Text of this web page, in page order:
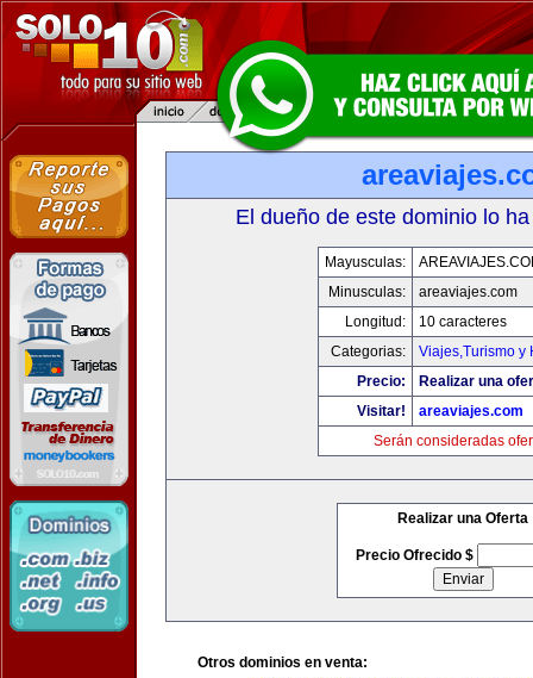
El dueño de este dominio lo
Mayusculas:
Minusculas:
areaviajes.com
Longitud:
10 caracteres
Categorias:
Viajes,Turismo y
Precio:
Realizar una
Visitar!
areaviajes.com
Serán consideradas
Realizar una Oferta
Precio Ofrecido $
Otros dominios en venta: